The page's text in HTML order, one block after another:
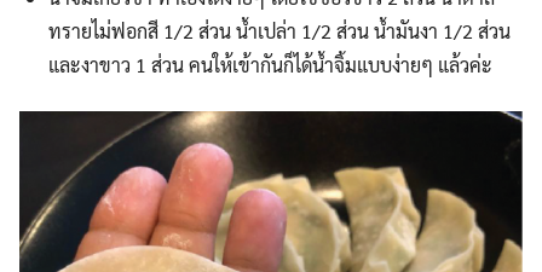
ทรายไม่ฟอกสี 1/2 ส่วน น้ำเปล่า 1/2 ส่วน น้ำมันงา 1/2 ส่วน
และงาขาว 1 ส่วน คนให้เข้ากันก็ได้น้ำจิ้มแบบง่ายๆ แล้วค่ะ